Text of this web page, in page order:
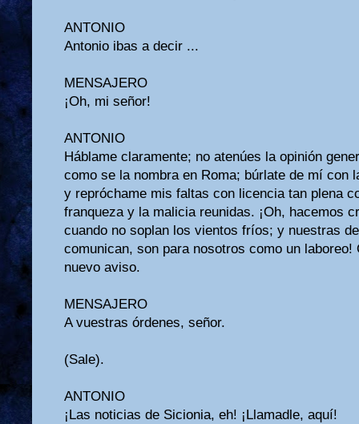
ANTONIO
Antonio ibas a decir ...
MENSAJERO
¡Oh, mi señor!
ANTONIO
Háblame claramente; no atenúes la opinión
como se la nombra en Roma; búrlate de mí con
y repróchame mis faltas con licencia tan plena
franqueza y la malicia reunidas. ¡Oh, hacemos
cuando no soplan los vientos fríos; y nuestras
comunican, son para nosotros como un laboreo!
nuevo aviso.
MENSAJERO
A vuestras órdenes, señor.
(Sale).
ANTONIO
¡Las noticias de Sicionia, eh! ¡Llamadle, aquí!